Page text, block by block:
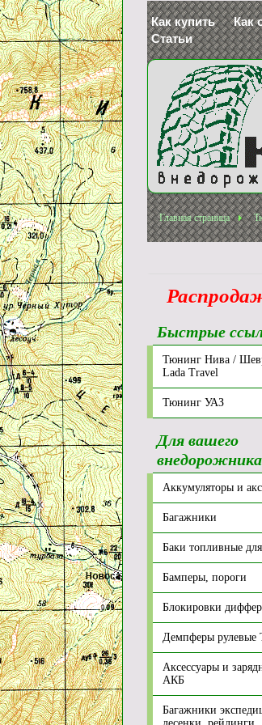
Как купить Как
Статьи
Главная страница
Быстрые
Тюнинг Нива /
Lada Travel
Тюнинг УАЗ
Для вашего
внедорожника
Аккумуляторы и
Багажники
Баки топливные
Бамперы, пороги
Блокировки
Демпферы рулевые
Аксессуары и
АКБ
Багажники